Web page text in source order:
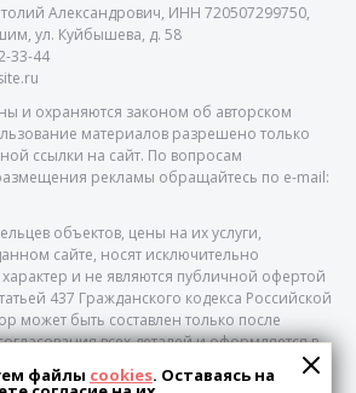
Александрович, ИНН 720507299750,
ул. Куйбышева, д. 58
33-44
и охраняются законом об авторском
материалов разрешено только
ссылки на сайт. По вопросам
рекламы обращайтесь по e-mail:
объектов, цены на их услуги,
сайте, носят исключительно
и не являются публичной офертой
437 Гражданского кодекса Российской
может быть составлен только после
всех деталей и оформляется в
и условиях обращайтесь к нашим
файлы cookies. Оставаясь на